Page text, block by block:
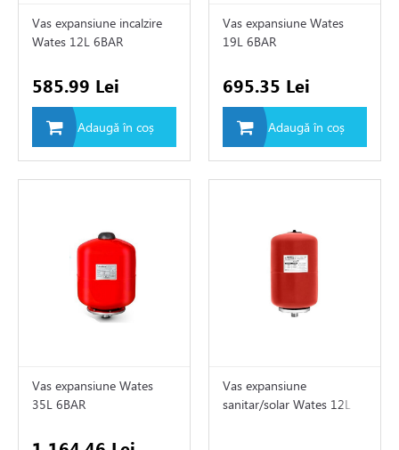
de aer conditionat
sisteme de încălzire
in pardoseala
Vas expansiune incalzire
Wates 12L 6BAR
585.99 Lei
Adaugă în coș
Vas expansiune Wates
19L 6BAR
695.35 Lei
Adaugă în coș
Vas expansiune Wates
35L 6BAR
Vas expansiune
sanitar/solar Wates 12L